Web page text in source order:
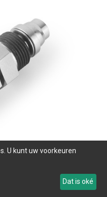
U kunt uw voorkeuren
Dat is oké